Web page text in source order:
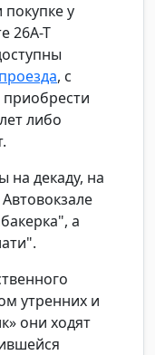
покупке у
26А-Т
, с
либо
на декаду, на
а
утренних и
они ходят